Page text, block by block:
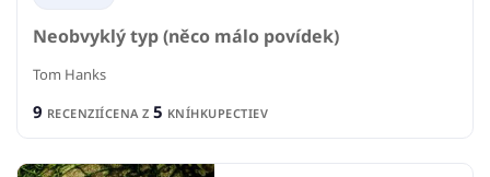
Neobvyklý typ (něco málo povídek)
Tom Hanks
9 RECENZIÍCENA Z 5 KNÍHKUPECTIEV